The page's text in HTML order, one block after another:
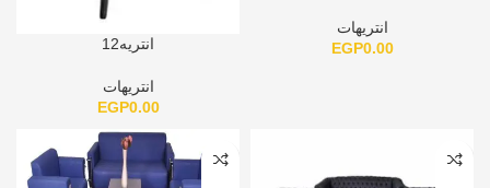
انتريهات
EGP0.00 انتريه12
انتريهات
EGP0.00